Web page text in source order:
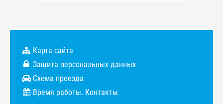
Карта сайта
Защита персональных данных
Схема проезда
Время работы. Контакты